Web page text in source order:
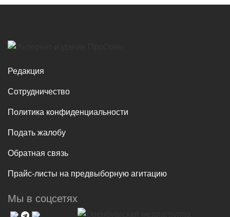
Редакция
Сотрудничество
Политика конфиденциальности
Подать жалобу
Обратная связь
Прайс-листы на предвыборную агитацию
Мы в соцсетях